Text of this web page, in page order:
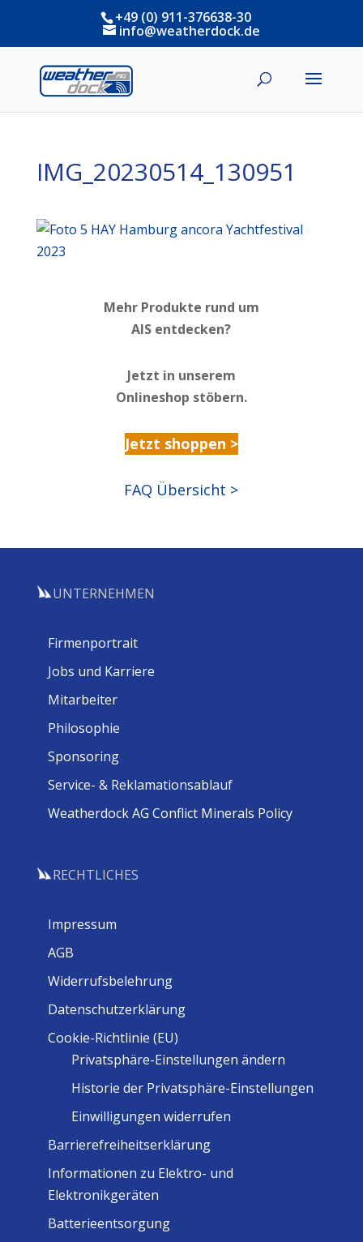
+49 (0) 911-376638-30
info@weatherdock.de
IMG_20230514_130951
Mehr Produkte rund um
AIS entdecken?
Jetzt in unserem
Onlineshop stöbern.
Jetzt shoppen >
FAQ Übersicht >
UNTERNEHMEN
Firmenportrait
Jobs und Karriere
Mitarbeiter
Philosophie
Sponsoring
Service- & Reklamationsablauf
Weatherdock AG Conflict Minerals Policy
RECHTLICHES
Impressum
AGB
Widerrufsbelehrung
Datenschutzerklärung
Cookie-Richtlinie (EU)
Privatsphäre-Einstellungen ändern
Historie der Privatsphäre-Einstellungen
Einwilligungen widerrufen
Barrierefreiheitserklärung
Informationen zu Elektro- und
Elektronikgeräten
Batterieentsorgung